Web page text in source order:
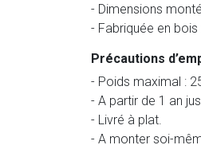
- Dimensions
- Fabriquée en bois
Précautions
- Poids maximal :
- A partir de 1 an
- Livré à plat.
- A monter soi-